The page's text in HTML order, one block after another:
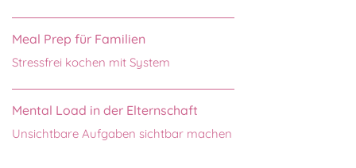
Meal Prep für Familien
Stressfrei kochen mit System
Mental Load in der Elternschaft
Unsichtbare Aufgaben sichtbar machen